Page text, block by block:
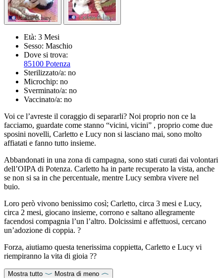
Età: 3 Mesi
Sesso: Maschio
Dove si trova:
85100 Potenza
Sterilizzato/a: no
Microchip: no
Sverminato/a: no
Vaccinato/a: no
Voi ce l’avreste il coraggio di separarli? Noi proprio non ce la
facciamo, guardate come stanno “vicini, vicini” , proprio come due
sposini novelli, Carletto e Lucy non si lasciano mai, sono molto
affiatati e fanno tutto insieme.
Abbandonati in una zona di campagna, sono stati curati dai volontari
dell’OIPA di Potenza. Carletto ha in parte recuperato la vista, anche
se non si sa in che percentuale, mentre Lucy sembra vivere nel
buio.
Loro però vivono benissimo così; Carletto, circa 3 mesi e Lucy,
circa 2 mesi, giocano insieme, corrono e saltano allegramente
facendosi compagnia l’un l’altro. Dolcissimi e affettuosi, cercano
un’adozione di coppia. ?
Forza, aiutiamo questa tenerissima coppietta, Carletto e Lucy vi
riempiranno la vita di gioia ??
Mostra tutto
Mostra di meno